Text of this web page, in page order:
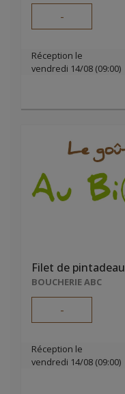
-
Réception le
vendredi 14/08 (09:00)
Filet de pintadeau
BOUCHERIE ABC
-
Réception le
vendredi 14/08 (09:00)